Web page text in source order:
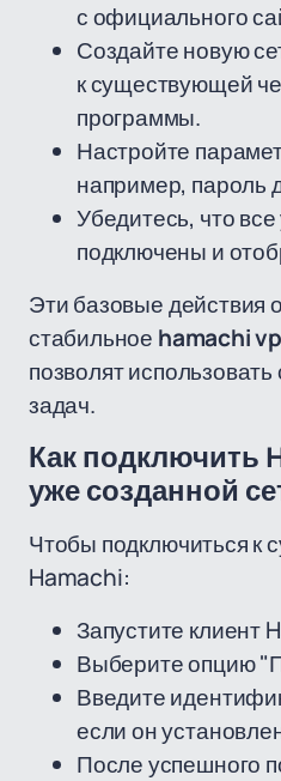
с официального
Создайте новую
к существующей
программы.
Настройте
например, пароль
Убедитесь, что
подключены и
Эти базовые действия
стабильное hamachi
позволят
задач.
Как подключить
уже созданной
Чтобы подключиться к
Hamachi:
Запустите клиент
Выберите опцию
Введите
если он
После успешного